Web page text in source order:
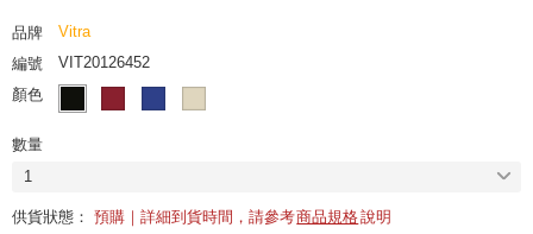
品牌
Vitra
編號
VIT20126452
顏色
數量
1
供貨狀態： 預購｜詳細到貨時間，請參考商品規格說明